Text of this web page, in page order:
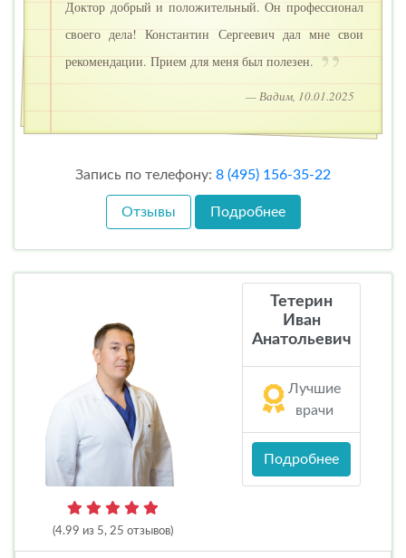
Доктор добрый и положительный. Он профессионал
своего дела! Константин Сергеевич дал мне свои
рекомендации. Прием для меня был полезен.
— Вадим, 10.01.2025
Запись по телефону: 8 (495) 156-35-22
Отзывы Подробнее
(4.99 из 5, 25 отзывов)
Тетерин
Иван
Анатольевич
Лучшие
врачи
Подробнее